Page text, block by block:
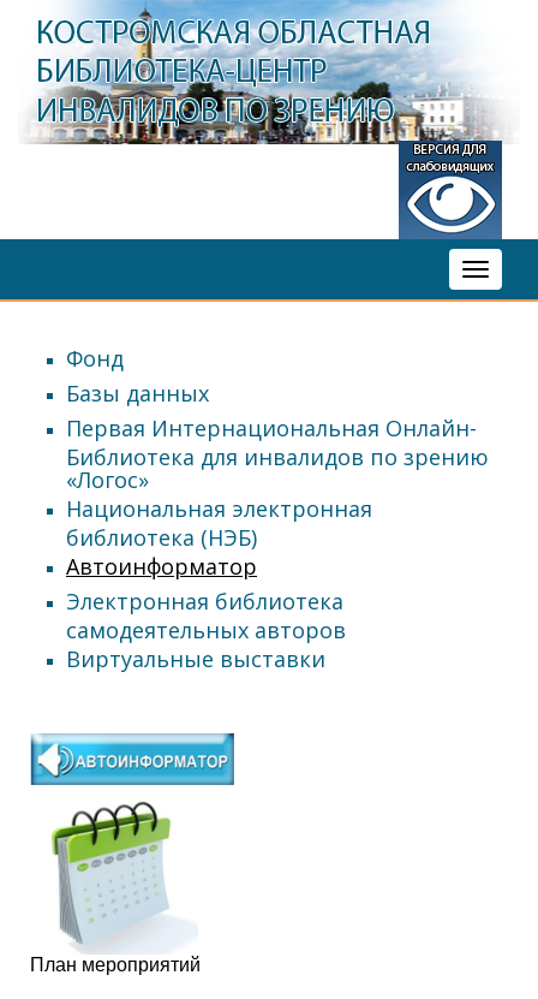
Toggle
Фонд
Базы данных
Первая Интернациональная Онлайн-
Библиотека для инвалидов по зрению
«Логос»
Национальная электронная
библиотека (НЭБ)
Автоинформатор
Электронная библиотека
самодеятельных авторов
Виртуальные выставки
План мероприятий